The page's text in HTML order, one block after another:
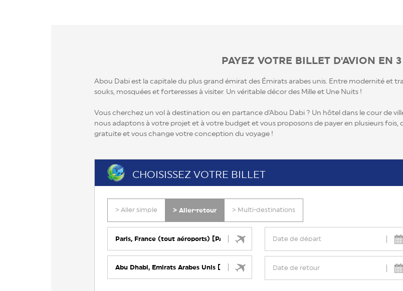
PAYEZ VOTRE BILLET D'AVION EN
Abou Dabi est la capitale du plus grand émirat des Émirats arabes unis. Entre modernité
souks, mosquées et forteresses à visiter. Un véritable décor des Mille et Une Nuits !
Vous cherchez un vol à destination ou en partance d'Abou Dabi ? Un hôtel dans le cour de
nous adaptons à votre projet et à votre budget et vous proposons de payer en plusieurs fois,
gratuite et vous change votre conception du voyage !